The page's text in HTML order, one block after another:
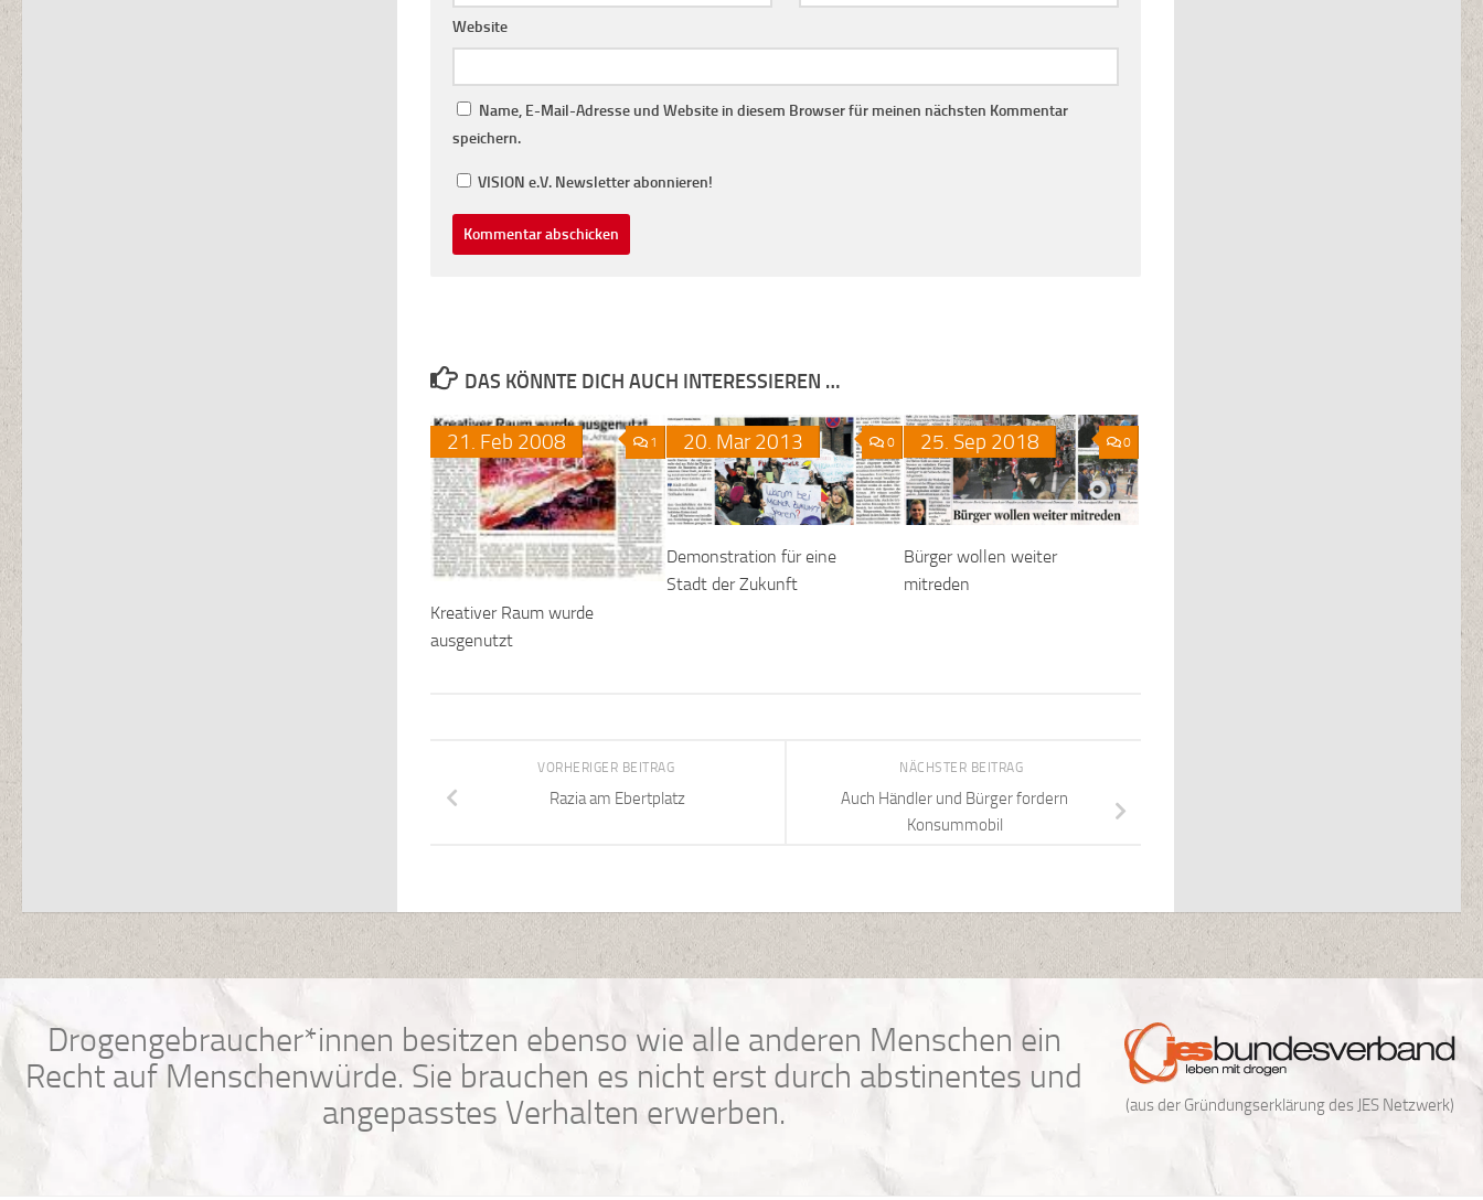
Website
Name, E-Mail-Adresse und Website in diesem Browser für meinen nächsten Kommentar
speichern.
VISION e.V. Newsletter abonnieren!
DAS KÖNNTE DICH AUCH INTERESSIEREN …
1
21. Feb 2008
Kreativer Raum wurde
ausgenutzt
0
20. Mar2013
Demonstration für eine
Stadt der Zukunft
0
25. Sep 2018
Bürger wollen weiter
mitreden
NÄCHSTER BEITRAG
Auch Händler und Bürger fordern
Konsummobil
VORHERIGER BEITRAG
Razia am Ebertplatz
(aus der Gründungserklärung des JES Netzwerk)
Drogengebraucher*innen besitzen ebenso wie alle anderen Menschen ein
Recht auf Menschenwürde. Sie brauchen es nicht erst durch abstinentes und
angepasstes Verhalten erwerben.